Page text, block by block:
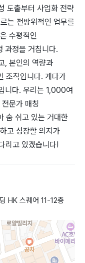
도출부터 사업화 전략
는 전방위적인 업무를
수평적인
과정을 거칩니다.
, 본인의 역량과
조직입니다. 게다가
니다. 우리는 1,000여
문가 매칭
숨 쉬고 있는 거대한
고 성장할 의지가
리고 있겠습니다!
HK 스퀘어 11-12층